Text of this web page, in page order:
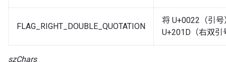
FLAG_RIGHT_DOUBLE_QUOTATION
将 U+0022（引
U+201D（右双
szChars